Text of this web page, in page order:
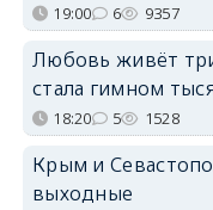
19:00 6 9357
Любовь живёт
стала гимном
18:20 5 1528
Крым и
выходные